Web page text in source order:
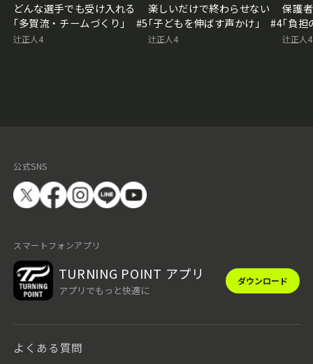
どんな選手でも受け入れる
｢多賀流・チームづくり｣ #5
辻正人4
楽しいだけで終わらせない
｢子どもを伸ばす声かけ｣ #4
辻正人4
保護
｢負
辻正人4
公式SNS
スマートフォンアプリ
TURNING POINT アプリ
アプリでもっと快適に
ダウンロード
よくある質問